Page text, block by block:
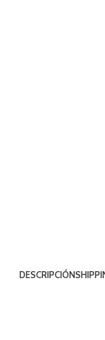
DESCRIPCIÓN